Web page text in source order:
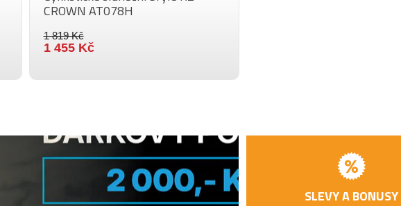
CROWN AT078H
1 819 Kč
1 455 Kč
SLEVY A BONUSY